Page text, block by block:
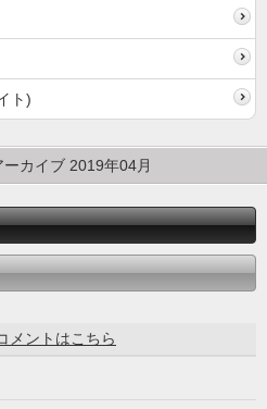
ト)
ーカイブ 2019年04月
メントはこちら